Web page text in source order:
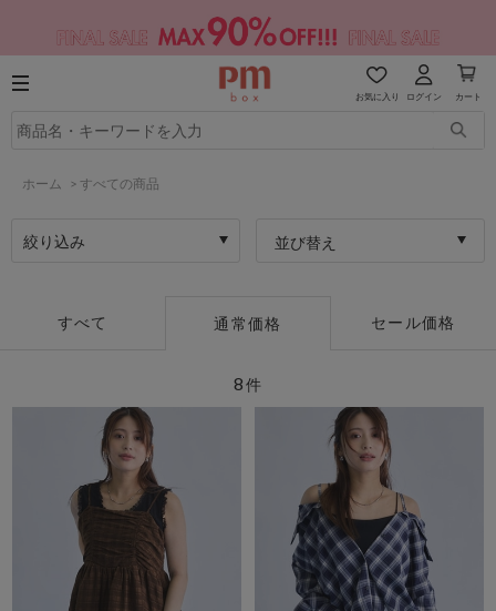
お気に入り ログイン カート
ホーム > すべての商品
絞り込み 並び替え
すべて 通常価格 セール価格
8件